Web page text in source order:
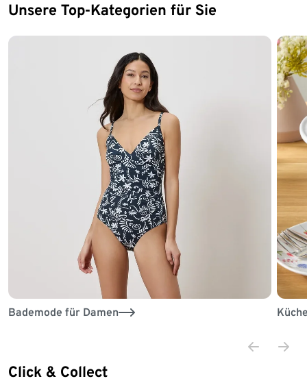
Unsere Top-Kategorien für Sie
Bademode für Damen
Ende der Auflistung
Click & Collect